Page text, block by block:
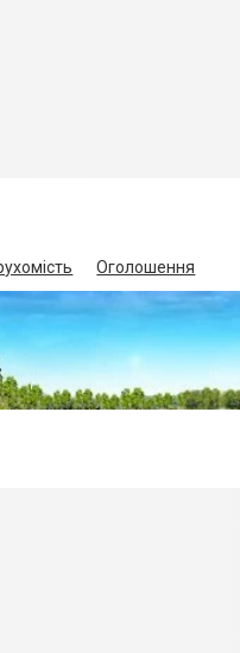
Оголошення